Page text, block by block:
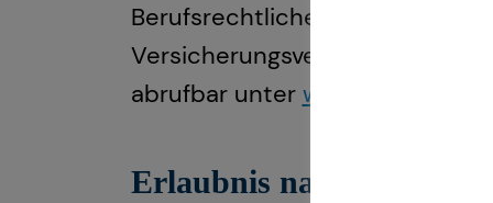
Berufsrechtliche Regelungen:
Versicherungsvertrag (VVG),
abrufbar unter www.gesetze-
Erlaubnis nach § 34f